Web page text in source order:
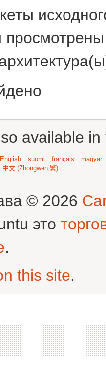
available
English suomi français
magyar
中文 (Zhongwen,繁)
© 2026
это
.
this site.